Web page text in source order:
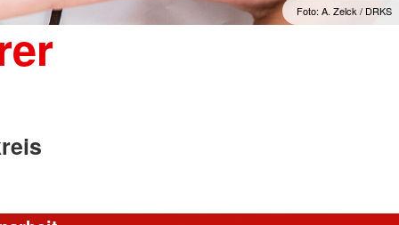
Foto: A. Zelck / DRKS